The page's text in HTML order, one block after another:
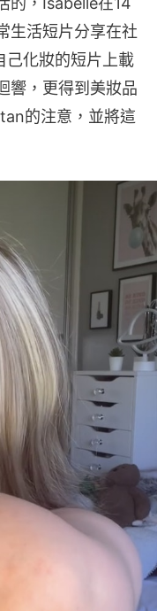
生活短片分享在社
己化妝的短片上載
響，更得到美妝品
的注意，並將這